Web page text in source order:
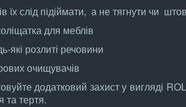
їх слід підіймати, а не тягнути чи
для меблів
які розлиті речовини
очищувачів
додатковий захист у вигляді
та тертя.